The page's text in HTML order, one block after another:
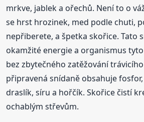
mrkve, jablek a ořechů. Není to o
se hrst hrozinek, med podle chuti,
nepřiberete, a špetka skořice. Tato
okamžité energie a organismus
bez zbytečného zatěžování
připravená snídaně obsahuje
draslík, síru a hořčík. Skořice čistí
ochablým střevům.